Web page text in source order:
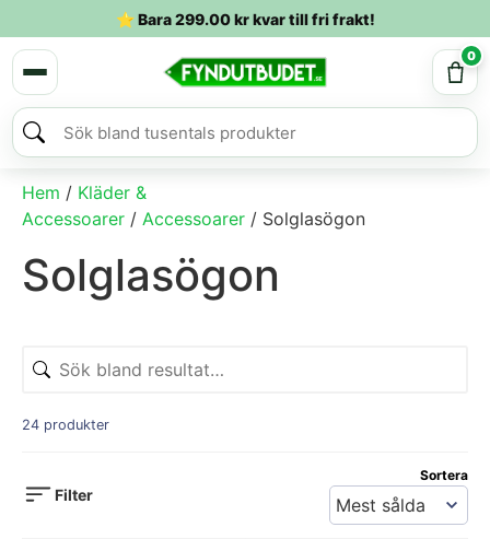
⭐ Bara299.00krkvar till fri frakt!
0
Hem / Kläder &
Accessoarer / Accessoarer / Solglasögon
Solglasögon
24 produkter
Sortera
Filter